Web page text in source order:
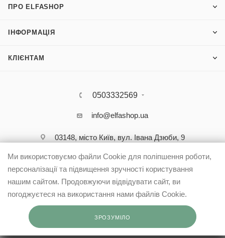
ПРО ELFASHOP
ІНФОРМАЦІЯ
КЛІЄНТАМ
0503332569
info@elfashop.ua
03148, місто Київ, вул. Івана Дзюби, 9
Ми використовуємо файли Cookie для поліпшення роботи,
персоналізації та підвищення зручності користування
нашим сайтом. Продовжуючи відвідувати сайт, ви
погоджуєтеся на використання нами файлів Cookie.
ЗРОЗУМІЛО